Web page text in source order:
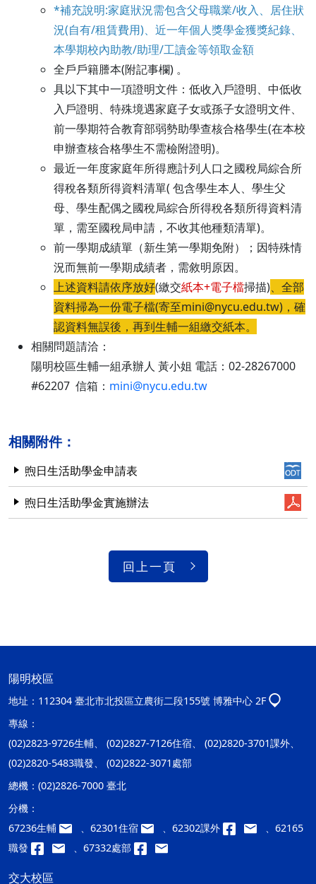
*補充說明:家庭狀況需包含父母職業/收入、居住狀
況(自有/租賃費用)、近一年個人獎學金獲獎紀錄、
本學期校內助教/助理/工讀金等領取金額
全戶戶籍謄本(附記事欄) 。
具以下其中一項證明文件：低收入戶證明、中低收
入戶證明、特殊境遇家庭子女或孫子女證明文件、
前一學期符合教育部弱勢助學查核合格學生(在本校
申辦查核合格學生不需檢附證明)。
最近一年度家庭年所得應計列人口之國稅局綜合所
得稅各類所得資料清單( 包含學生本人、學生父
母、學生配偶之國稅局綜合所得稅各類所得資料清
單，需至國稅局申請，不收其他種類清單)。
前一學期成績單（新生第一學期免附）；因特殊情
況而無前一學期成績者，需敘明原因。
上述資料請依序放好(繳交紙本+電子檔掃描)、全部
資料掃為一份電子檔(寄至mini@nycu.edu.tw)， 確
認資料無誤後，再到生輔一組繳交紙本。
相關問題請洽：
陽明校區生輔一組承辦人 黃小姐 電話：02-28267000
#62207 信箱： mini@nycu.edu.tw
相關附件：
煦日生活助學金申請表
煦日生活助學金實施辦法
回上一頁
陽明校區
地址： 112304 臺北市北投區立農街二段155號 博雅中心 2F
專線：
(02)2823-9726生輔、 (02)2827-7126住宿、 (02)2820-3701課外、
(02)2820-5483職發、 (02)2822-3071處部
總機： (02)2826-7000 臺北
分機：
67236生輔
、62301住宿 、62302課外
、62165
職發
、67332處部
交大校區